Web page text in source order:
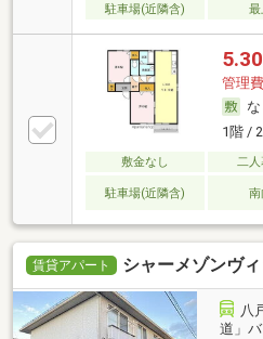
駐車場(近隣含)
5.30
管理
な
1階 /
敷金なし 二人
駐車場(近隣含) 南
賃貸アパート シャーメゾンヴ
八
道」